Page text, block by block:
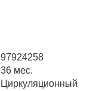
97924258
36 мес.
Циркуляционный